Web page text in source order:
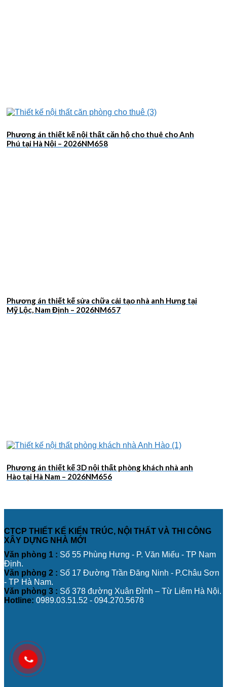
Phương án thiết kế nội thất căn hộ cho thuê cho Anh
Phú tại Hà Nội – 2026NM658
Phương án thiết kế sửa chữa cải tạo nhà anh Hưng tại
Mỹ Lộc, Nam Định – 2026NM657
Phương án thiết kế 3D nội thất phòng khách nhà anh
Hào tại Hà Nam – 2026NM656
CTCP THIẾT KẾ KIẾN TRÚC, NỘI THẤT VÀ THI CÔNG
XÂY DỰNG NHÀ MỚI
Văn phòng 1 : Số 55 Phùng Hưng - P. Văn Miếu - TP Nam
Định.
Văn phòng 2 : Số 17 Đường Trần Đăng Ninh - P.Châu Sơn
- TP Hà Nam.
Văn phòng 3 : Số 378 đường Xuân Đỉnh – Từ Liêm Hà Nội.
Hotline: 0989.03.51.52 - 094.270.5678